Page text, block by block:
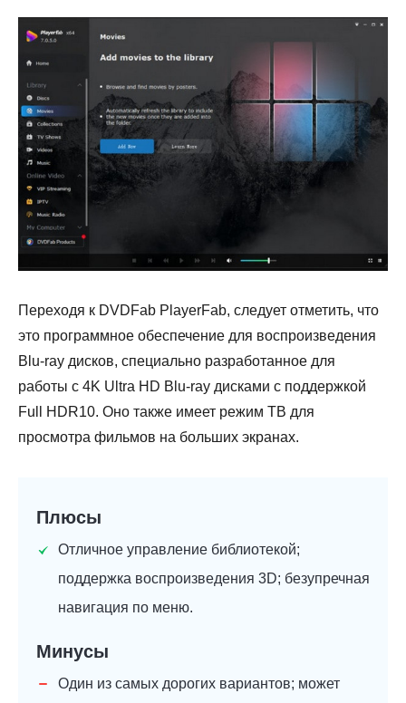
Переходя к DVDFab PlayerFab, следует отметить, что
это программное обеспечение для воспроизведения
Blu-ray дисков, специально разработанное для
работы с 4K Ultra HD Blu-ray дисками с поддержкой
Full HDR10. Оно также имеет режим ТВ для
просмотра фильмов на больших экранах.
Плюсы
Отличное управление библиотекой;
поддержка воспроизведения 3D; безупречная
навигация по меню.
Минусы
Один из самых дорогих вариантов; может